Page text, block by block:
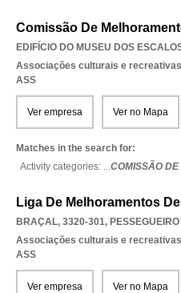
Comissão De
EDIFÍCIO DO MUSEU DOS
Associações culturais e recreativas
ASS
Ver empresa Ver no Mapa
Matches in the search for:
Activity categories: ...COMISSÃO
Liga De Melhoramentos
BRAÇAL, 3320-301,
Associações culturais e recreativas
ASS
Ver empresa Ver no Mapa